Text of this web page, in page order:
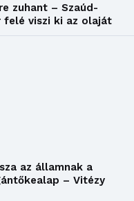
zuhant – Szaúd-
felé viszi ki az olaját
az államnak a
– Vitézy